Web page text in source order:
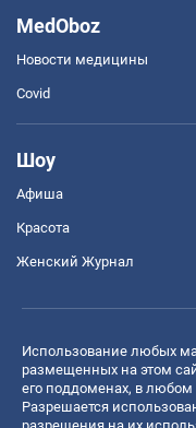
MedOboz
Новости медицины
Covid
Шоу
Афиша
Красота
Женский Журнал
Использование любых
размещенных на этом
его поддоменах, в любом
Разрешается